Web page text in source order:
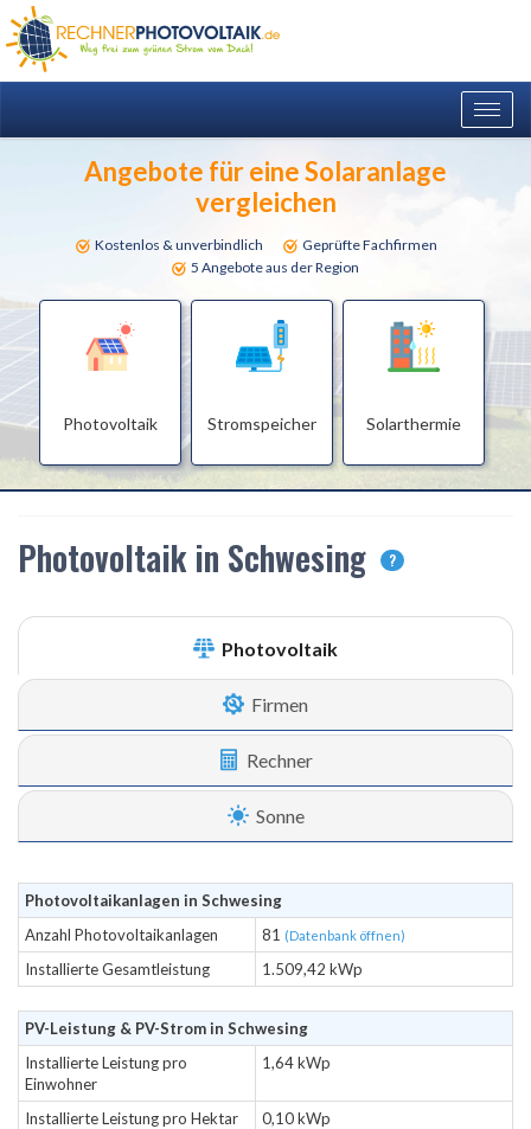
Angebote für eine Solaranlage
vergleichen
Kostenlos & unverbindlich
Geprüfte Fachfirmen
5 Angebote aus der Region
Photovoltaik Stromspeicher Solarthermie
Photovoltaik in Schwesing ?
Photovoltaik
Firmen
Rechner
Sonne
Photovoltaikanlagen in Schwesing
Anzahl Photovoltaikanlagen
81 (Datenbank öffnen)
Installierte Gesamtleistung 1.509,42 kWp
PV-Leistung & PV-Strom in Schwesing
Installierte Leistung pro
Einwohner
1,64 kWp
Installierte Leistung pro Hektar
0,10 kWp